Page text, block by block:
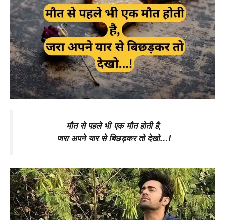
मौत से पहले भी एक मौत होती है,
जरा अपने यार से बिछड़कर तो देखो…!